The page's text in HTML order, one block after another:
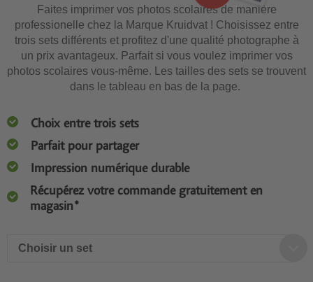
Faites imprimer vos photos scolaires de manière
professionelle chez la Marque Kruidvat ! Choisissez entre
trois sets différents et profitez d'une qualité photographe à
un prix avantageux. Parfait si vous voulez imprimer vos
photos scolaires vous-même. Les tailles des sets se trouvent
dans le tableau en bas de la page.
Choix entre trois sets
Parfait pour partager
Impression numérique durable
Récupérez votre commande gratuitement en
magasin*
Choisir un set